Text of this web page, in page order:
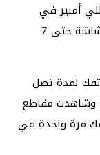
ببطارية ضخمة بسعة 5000 مللي أمبير في
الساعة تمنحه استخدامًا حقيقيًا، وتضيء الشاشة حتى 7
لمدة تصل
وشاهدت مقاطع
مرة واحدة في